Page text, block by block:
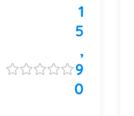
1
5
,
9
0